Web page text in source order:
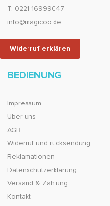
T: 0221-16999047
info@magicoo.de
Widerruf erklären
BEDIENUNG
Impressum
Über uns
AGB
Widerruf und rücksendung
Reklamationen
Datenschutzerklärung
Versand & Zahlung
Kontakt